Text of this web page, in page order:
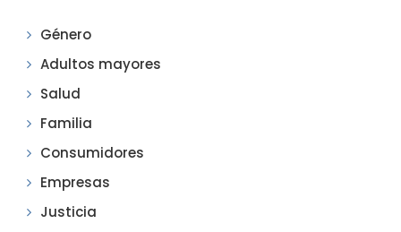
Género
Adultos mayores
Salud
Familia
Consumidores
Empresas
Justicia